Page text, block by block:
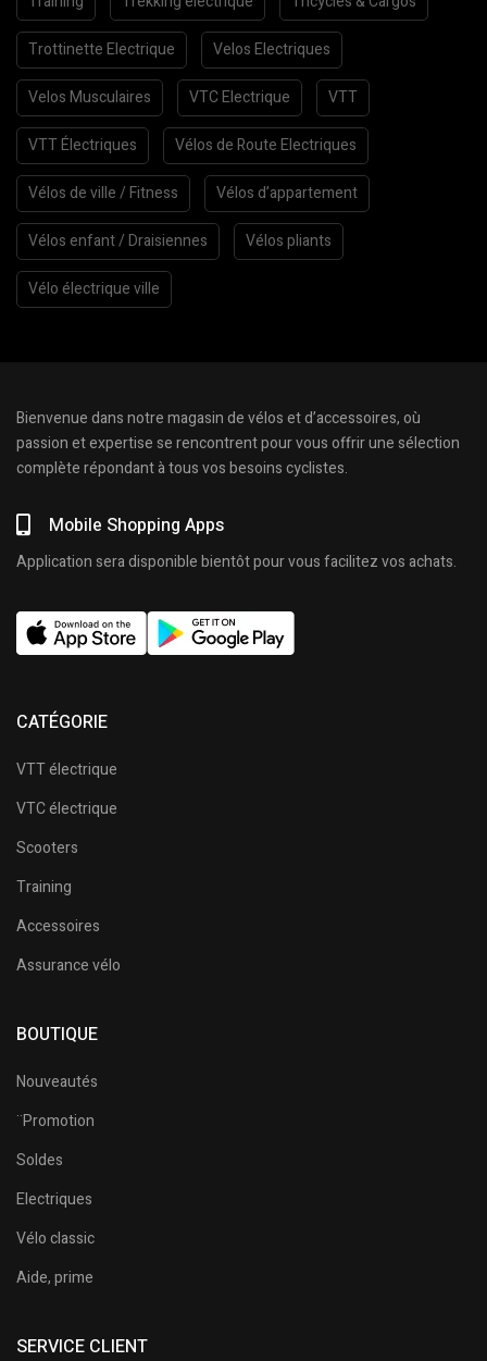
Trottinette Electrique Velos Electriques
Velos Musculaires VTC Electrique VTT
VTT Électriques Vélos de Route Electriques
Vélos de ville / Fitness Vélos d’appartement
Vélos enfant / Draisiennes Vélos pliants
Vélo électrique ville
Bienvenue dans notre magasin de vélos et d’accessoires, où
passion et expertise se rencontrent pour vous offrir une sélection
complète répondant à tous vos besoins cyclistes.
Mobile Shopping Apps
Application sera disponible bientôt pour vous facilitez vos achats.
CATÉGORIE
VTT électrique
VTC électrique
Scooters
Training
Accessoires
Assurance vélo
BOUTIQUE
Nouveautés
¨Promotion
Soldes
Electriques
Vélo classic
Aide, prime
SERVICE CLIENT